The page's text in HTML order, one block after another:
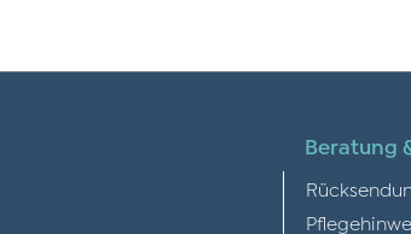
Beratung